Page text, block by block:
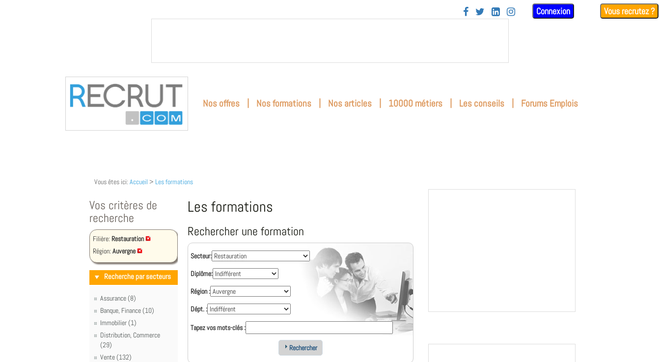
    Connexion Vous recrutez ?
Nos offres | Nos formations | Nos articles | 10000 métiers | Les conseils | Forums Emplois
Vous êtes ici: Accueil > Les formations
Vos critères de
recherche
Filière: Restauration
Région: Auvergne
Recherche par secteurs
Assurance (8)
Banque, Finance (10)
Immobilier (1)
Distribution, Commerce
(29)
Vente (132)
Les formations
Rechercher une formation
Secteur:
Diplôme:
Région :
Dépt. :
Tapez vos mots-clés :
Rechercher